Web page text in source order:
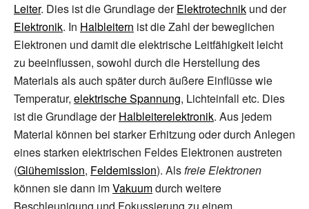
Leiter. Dies ist die Grundlage derElektrotechnik und der
Elektronik. In Halbleitern ist die Zahl der beweglichen
Elektronen und damit die elektrische Leitfähigkeit leicht
zu beeinflussen, sowohl durch die Herstellung des
Materials als auch später durch äußere Einflüsse wie
Temperatur, elektrische Spannung, Lichteinfall etc. Dies
ist die Grundlage derHalbleiterelektronik. Aus jedem
Material können bei starker Erhitzung oder durch Anlegen
eines starken elektrischen Feldes Elektronen austreten
(Glühemission, Feldemission). Alsfreie Elektronen
können sie dann imVakuumdurch weitere